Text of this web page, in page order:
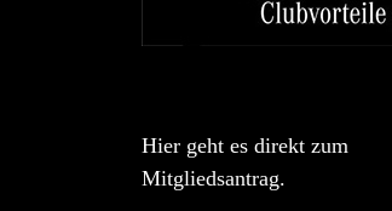
Hier geht es direkt zum
Mitgliedsantrag.